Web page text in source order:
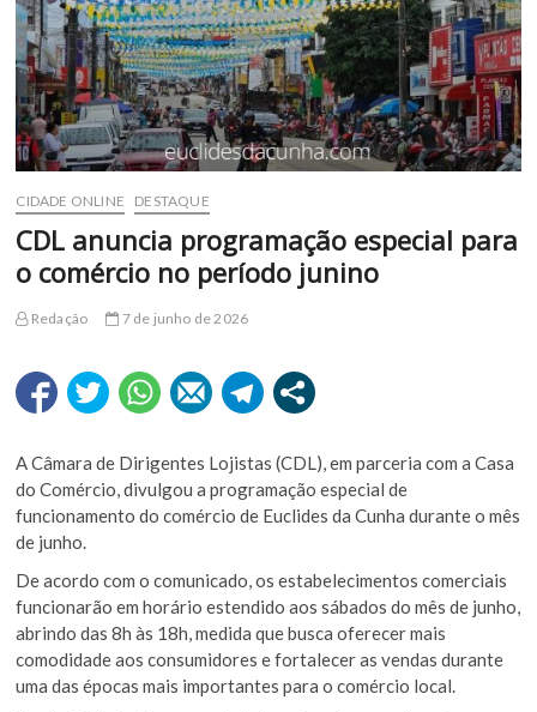
CIDADE ONLINE DESTAQUE
CDL anuncia programação especial para
o comércio no período junino
Redação 7 de junho de 2026
A Câmara de Dirigentes Lojistas (CDL), em parceria com a Casa
do Comércio, divulgou a programação especial de
funcionamento do comércio de Euclides da Cunha durante o mês
de junho.
De acordo com o comunicado, os estabelecimentos comerciais
funcionarão em horário estendido aos sábados do mês de junho,
abrindo das 8h às 18h, medida que busca oferecer mais
comodidade aos consumidores e fortalecer as vendas durante
uma das épocas mais importantes para o comércio local.